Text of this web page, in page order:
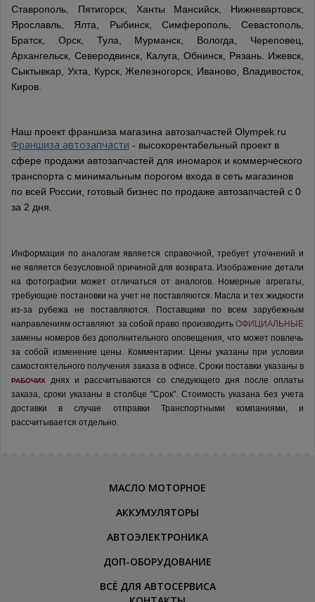
Ставрополь, Пятигорск, Ханты Мансийск, Нижневартовск,
Ярославль, Ялта, Рыбинск, Симферополь, Севастополь,
Братск, Орск, Тула, Мурманск, Вологда, Череповец,
Архангельск, Северодвинск, Калуга, Обнинск, Рязань. Ижевск,
Сыктывкар, Ухта, Курск, Железногорск, Иваново, Владивосток,
Киров.
Наш проект франшиза магазина автозапчастей Olympek.ru
Франшиза автозапчасти - высокорентабельный проект в
сфере продажи автозапчастей для иномарок и коммерческого
транспорта с минимальным порогом входа в сеть магазинов
по всей России, готовый бизнес по продаже автозапчастей с 0
за 2 дня.
Информация по аналогам является справочной, требует уточнений и
не является безусловной причиной для возврата. Изображение детали
на фотографии может отличаться от аналогов. Номерные агрегаты,
требующие постановки на учет не поставляются. Масла и тех жидкости
из-за рубежа не поставляются.
Поставщики по всем зарубежным
направлениям оставляют за собой право производить ОФИЦИАЛЬНЫЕ
замены номеров без дополнительного оповещения, что может повлечь
за собой изменение цены. Комментарии: Цены указаны при условии
самостоятельного получения заказа в офисе. Сроки поставки указаны в
РАБОЧИХ
днях и рассчитываются со следующего дня после оплаты
заказа, сроки указаны в столбце "Срок". Стоимость указана без учета
доставки в случае отправки Транспортными компаниями, и
рассчитывается отдельно.
МАСЛО МОТОРНОЕ
АККУМУЛЯТОРЫ
АВТОЭЛЕКТРОНИКА
ДОП-ОБОРУДОВАНИЕ
ВСЁ ДЛЯ АВТОСЕРВИСА